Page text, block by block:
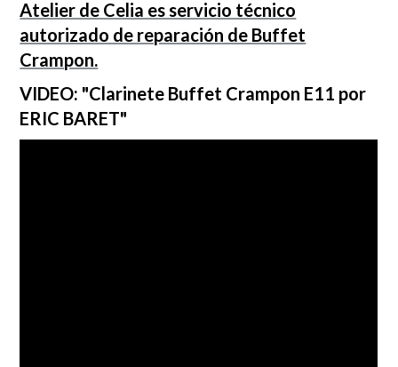
Atelier de Celia es servicio técnico
autorizado de reparación de Buffet
Crampon.
VIDEO: "Clarinete Buffet Crampon E11 por
ERIC BARET"